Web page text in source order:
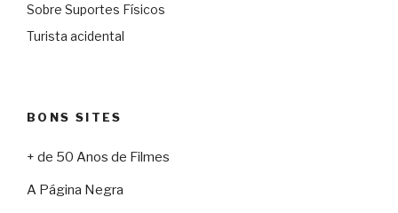
Sobre Suportes Físicos
Turista acidental
BONS SITES
+ de 50 Anos de Filmes
A Página Negra